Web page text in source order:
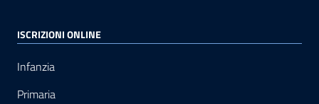
ISCRIZIONI ONLINE
Infanzia
Primaria